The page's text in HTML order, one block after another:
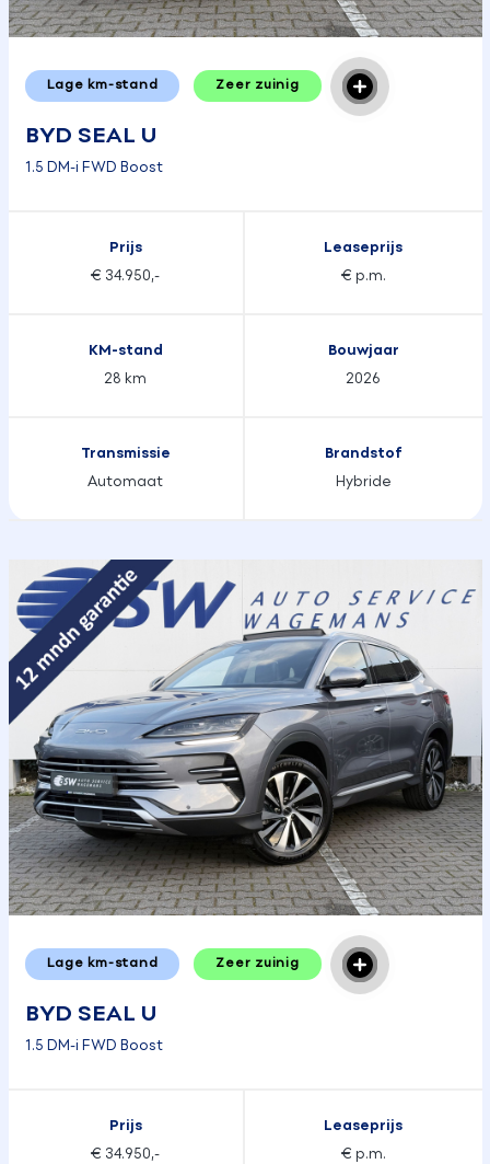
Lage km-stand Zeer zuinig
BYD SEAL U
1.5 DM-i FWD Boost
Prijs
€ 34.950,-
Leaseprijs
€ p.m.
KM-stand
28 km
Bouwjaar
2026
Transmissie
Automaat
Brandstof
Hybride
Lage km-stand Zeer zuinig
BYD SEAL U
1.5 DM-i FWD Boost
Prijs
€ 34.950,-
Leaseprijs
€ p.m.